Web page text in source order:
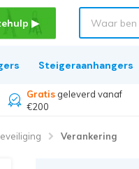
▶
Steigeraanhangers
Gratis geleverd vanaf
€200
Verankering